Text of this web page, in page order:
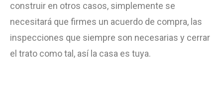
construir en otros casos, simplemente se
necesitará que firmes un acuerdo de compra, las
inspecciones que siempre son necesarias y cerrar
el trato como tal, así la casa es tuya.